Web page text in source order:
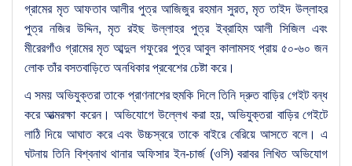
গ্রামের মৃত আফতাব আলীর পুত্র আজিজুর রহমান সুরত, মৃত তাইদ উল্লাহর
পুত্র নজির উদ্দিন, মৃত রইছ উল্লাহর পুত্র ইব্রাহিম আলী সিজিল এবং
মীরেরগাঁও গ্রামের মৃত আব্দুল গফুরের পুত্র আবুল কালামসহ প্রায় ৫০-৬০ জন
লোক তাঁর বসতবাড়িতে অনধিকার প্রবেশের চেষ্টা করে।
এ সময় অভিযুক্তরা তাকে প্রাণনাশের হুমকি দিলে তিনি দ্রুত বাড়ির গেইট বন্ধ
করে আত্মরক্ষা করেন। অভিযোগে উল্লেখ করা হয়, অভিযুক্তরা বাড়ির গেইটে
লাঠি দিয়ে আঘাত করে এবং উচ্চস্বরে তাকে বাইরে বেরিয়ে আসতে বলে। এ
ঘটনায় তিনি বিশ্বনাথ থানার অফিসার ইন-চার্জ (ওসি) বরাবর লিখিত অভিযোগ